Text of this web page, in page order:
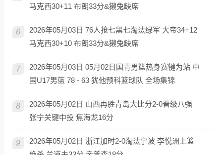
马克西30+11 布朗33分&獭兔缺席
6
2026年05月03日 76人抢七黑七淘汰绿军 大帝34+12
马克西30+10 布朗33分&獭兔缺席
7
2026年05月03日 05月02日国青男篮热身赛犍为站 中
国U17男篮 78 - 63 犹他预科篮球队 全场集锦
8
2026年05月02日 山西再胜青岛大比分2-0晋级八强
张宁关键中投 焦海龙16分
9
2026年05月02日 浙江加时2-0淘汰宁波 李悦洲上篮